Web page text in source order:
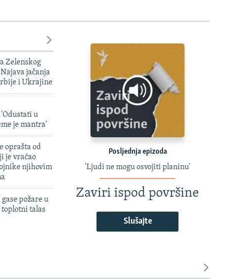
Zelenskog
jačanja
i Ukrajine
u
je mantra'
oprašta od
je vraćao
njihovim
požare u
talas
Posljednja epizoda
'Ljudi ne mogu osvojiti planinu'
Zaviri ispod površine
Slušajte